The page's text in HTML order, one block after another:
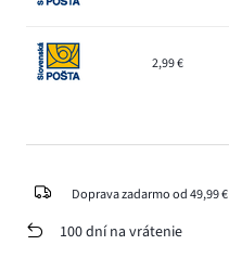
2,99 €
Doprava zadarmo od 49,99 €
100 dní na vrátenie